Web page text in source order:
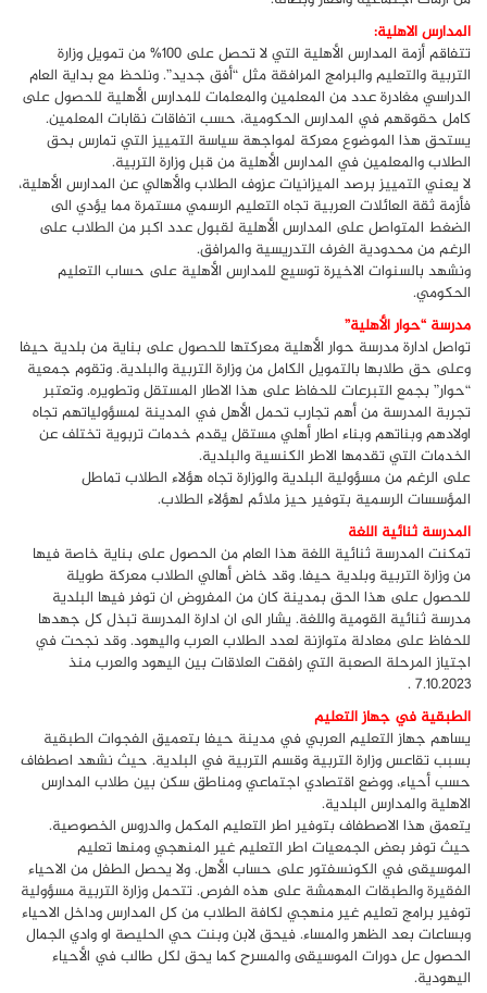
المدارس الاهلية:
تتفاقم أزمة المدارس الأهلية التي لا تحصل على 100% من تمويل وزارة
التربية والتعليم والبرامج المرافقة مثل “أفق جديد”. ونلحظ مع بداية العام
الدراسي مغادرة عدد من المعلمين والمعلمات للمدارس الأهلية للحصول على
كامل حقوقهم في المدارس الحكومية، حسب اتفاقات نقابات المعلمين.
يستحق هذا الموضوع معركة لمواجهة سياسة التمييز التي تمارس بحق
الطلاب والمعلمين في المدارس الأهلية من قبل وزارة التربية.
لا يعني التمييز برصد الميزانيات عزوف الطلاب والأهالي عن المدارس الأهلية،
فأزمة ثقة العائلات العربية تجاه التعليم الرسمي مستمرة مما يؤدي الى
الضغط المتواصل على المدارس الأهلية لقبول عدد اكبر من الطلاب على
الرغم من محدودية الغرف التدريسية والمرافق.
ونشهد بالسنوات الاخيرة توسيع للمدارس الأهلية على حساب التعليم
الحكومي.
مدرسة “حوار الأهلية”
تواصل ادارة مدرسة حوار الأهلية معركتها للحصول على بناية من بلدية حيفا
وعلى حق طلابها بالتمويل الكامل من وزارة التربية والبلدية. وتقوم جمعية
“حوار” بجمع التبرعات للحفاظ على هذا الاطار المستقل وتطويره. وتعتبر
تجربة المدرسة من أهم تجارب تحمل الأهل في المدينة لمسؤولياتهم تجاه
اولادهم وبناتهم وبناء اطار أهلي مستقل يقدم خدمات تربوية تختلف عن
الخدمات التي تقدمها الاطر الكنسية والبلدية.
على الرغم من مسؤولية البلدية والوزارة تجاه هؤلاء الطلاب تماطل
المؤسسات الرسمية بتوفير حيز ملائم لهؤلاء الطلاب.
المدرسة ثنائية اللغة
تمكنت المدرسة ثنائية اللغة هذا العام من الحصول على بناية خاصة فيها
من وزارة التربية وبلدية حيفا. وقد خاض أهالي الطلاب معركة طويلة
للحصول على هذا الحق بمدينة كان من المفروض ان توفر فيها البلدية
مدرسة ثنائية القومية واللغة. يشار الى ان ادارة المدرسة تبذل كل جهدها
للحفاظ على معادلة متوازنة لعدد الطلاب العرب واليهود. وقد نجحت في
اجتياز المرحلة الصعبة التي رافقت العلاقات بين اليهود والعرب منذ
7.10.2023 .
الطبقية في جهاز التعليم
يساهم جهاز التعليم العربي في مدينة حيفا بتعميق الفجوات الطبقية
بسبب تقاعس وزارة التربية وقسم التربية في البلدية. حيث نشهد اصطفاف
حسب أحياء، ووضع اقتصادي اجتماعي ومناطق سكن بين طلاب المدارس
الاهلية والمدارس البلدية.
يتعمق هذا الاصطفاف بتوفير اطر التعليم المكمل والدروس الخصوصية.
حيث توفر بعض الجمعيات اطر التعليم غير المنهجي ومنها تعليم
الموسيقى في الكونسفتور على حساب الأهل. ولا يحصل الطفل من الاحياء
الفقيرة والطبقات المهمشة على هذه الفرص. تتحمل وزارة التربية مسؤولية
توفير برامج تعليم غير منهجي لكافة الطلاب من كل المدارس وداخل الاحياء
وبساعات بعد الظهر والمساء. فيحق لابن وبنت حي الحليصة او وادي الجمال
الحصول عل دورات الموسيقى والمسرح كما يحق لكل طالب في الأحياء
اليهودية.